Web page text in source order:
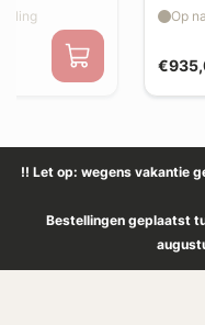
Op
!! Let op: wegens vakantie
Bestellingen geplaatst